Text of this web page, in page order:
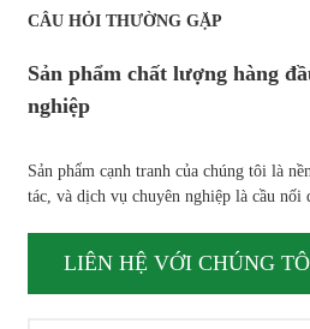
CÂU HỎI THƯỜNG GẶP
Sản phẩm chất lượng hàng
nghiệp
Sản phẩm cạnh tranh của chúng tôi là
tác, và dịch vụ chuyên nghiệp là cầu nối
LIÊN HỆ VỚI CHÚNG